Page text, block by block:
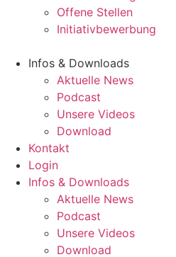
Offene Stellen
Initiativbewerbung
Infos & Downloads
Aktuelle News
Podcast
Unsere Videos
Download
Kontakt
Login
Infos & Downloads
Aktuelle News
Podcast
Unsere Videos
Download